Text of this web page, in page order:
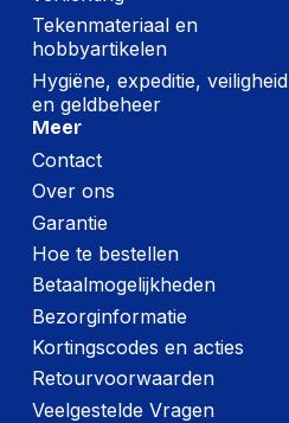
Tekenmateriaal en
hobbyartikelen
Hygiëne, expeditie, veiligheid
en geldbeheer
Meer
Contact
Over ons
Garantie
Hoe te bestellen
Betaalmogelijkheden
Bezorginformatie
Kortingscodes en acties
Retourvoorwaarden
Veelgestelde Vragen